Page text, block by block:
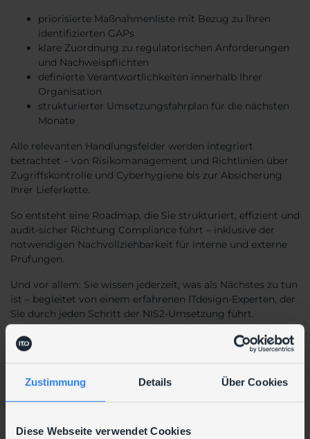
Zustimmung Details Über Cookies
Diese Webseite verwendet Cookies
priorisierte Maßnahmenliste mit Bezug zu Ihren
identifizierten GAPs
klare Zuordnung zu regulatorischen Anforderungen
und Nachweispflichten
definierte Verantwortlichkeiten innerhalb Ihrer
Organisation
strukturierter Umsetzungsfahrplan für die nächsten
Monate
Alle relevanten Handlungsfelder werden integriert
betrachtet – von Risikomanagement und Richtlinien über
Zugriffskontrolle und Cyberhygiene bis zur Absicherung
Ihrer Lieferkette.
So entsteht eine Roadmap, die Sie strukturiert, effizient und
audit-sicher Richtung Compliance führt – inklusive der
notwendigen Nachvollziehbarkeit für interne und externe
Prüfungen.
Und vor allem: Sie wissen jederzeit, was als Nächstes zu tun
ist – begleitet von einem erfahrenen ITdesign-Experten, der
Sie durch jeden Schritt der NIS2-Umsetzung führt.
Das verhindert Umsetzungsstillstand und sorgt für klare
Fortschritte in Ihrer NIS2-Compliance.
realen Umsetzungsprojekten in regulierten Umgebungen –